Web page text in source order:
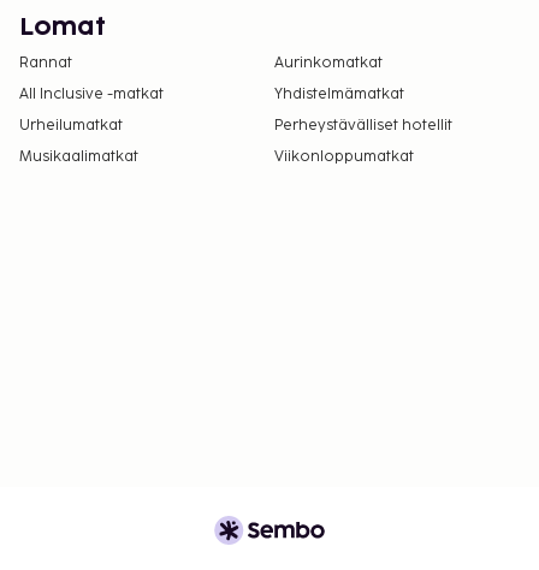
Lomat
Rannat
Aurinkomatkat
All Inclusive -matkat
Yhdistelmämatkat
Urheilumatkat
Perheystävälliset hotellit
Musikaalimatkat
Viikonloppumatkat